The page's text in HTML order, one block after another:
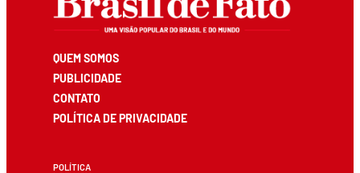
QUEM SOMOS
PUBLICIDADE
CONTATO
POLÍTICA DE PRIVACIDADE
POLÍTICA